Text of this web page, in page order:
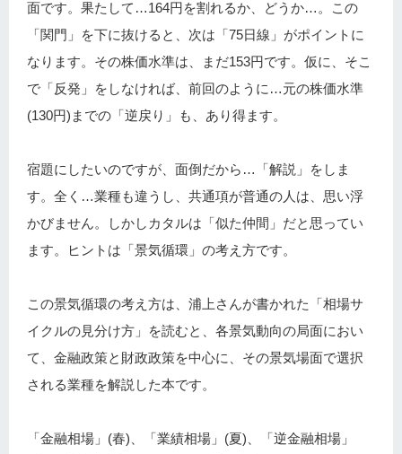
面です。果たして…164円を割れるか、どうか…。この
「関門」を下に抜けると、次は「75日線」がポイントに
なります。その株価水準は、まだ153円です。仮に、そこ
で「反発」をしなければ、前回のように…元の株価水準
(130円)までの「逆戻り」も、あり得ます。
宿題にしたいのですが、面倒だから…「解説」をしま
す。全く…業種も違うし、共通項が普通の人は、思い浮
かびません。しかしカタルは「似た仲間」だと思ってい
ます。ヒントは「景気循環」の考え方です。
この景気循環の考え方は、浦上さんが書かれた「相場サ
イクルの見分け方」を読むと、各景気動向の局面におい
て、金融政策と財政政策を中心に、その景気場面で選択
される業種を解説した本です。
「金融相場」(春)、「業績相場」(夏)、「逆金融相場」